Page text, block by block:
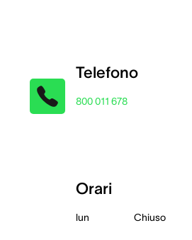
Telefono
800 011 678
Orari
lun Chiuso